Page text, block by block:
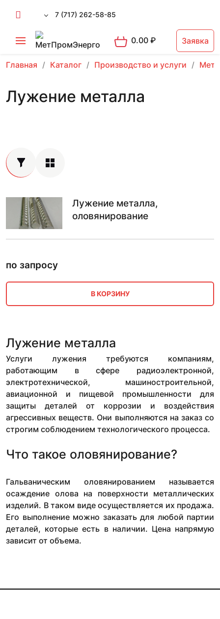
7 (717) 262-58-85
0.00₽ Заявка
Главная Каталог Производство и услуги
Лужение металла
Лужение металла,
оловянирование
по запросу
В КОРЗИНУ
Лужение металла
Услуги лужения требуются компаниям,
работающим в сфере радиоэлектронной,
электротехнической, машиностроительной,
авиационной и пищевой промышленности для
защиты деталей от коррозии и воздействия
агрессивных веществ. Они выполняются на заказ со
строгим соблюдением технологического процесса.
Что такое оловянирование?
Гальваническим оловянированием называется
осаждение олова на поверхности металлических
изделий. В таком виде осуществляется их продажа.
Его выполнение можно заказать для любой партии
деталей, которые есть в наличии. Цена напрямую
зависит от объема.